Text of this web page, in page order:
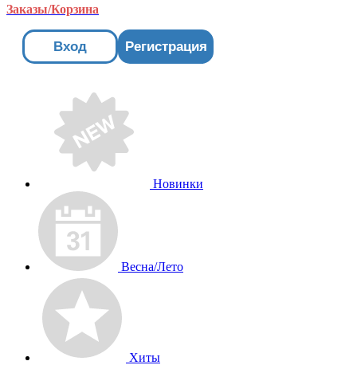
Заказы/Корзина
Вход Регистрация
Новинки
Весна/Лето
Хиты